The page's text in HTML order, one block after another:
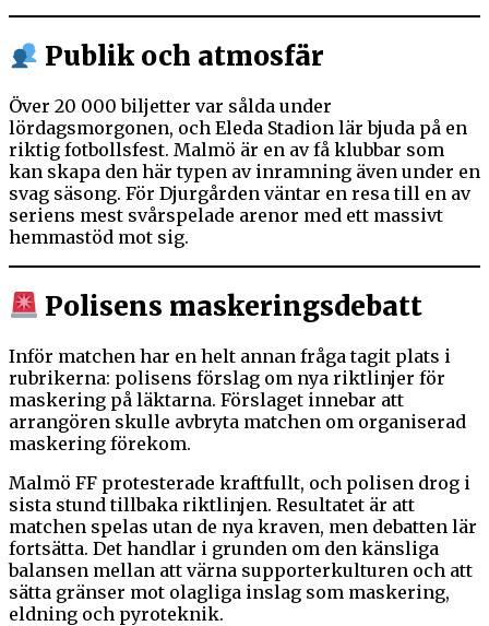
Publik och atmosfär
Över 20 000 biljetter var sålda under
lördagsmorgonen, och Eleda Stadion lär bjuda på en
riktig fotbollsfest. Malmö är en av få klubbar som
kan skapa den här typen av inramning även under en
svag säsong. För Djurgården väntar en resa till en av
seriens mest svårspelade arenor med ett massivt
hemmastöd mot sig.
Polisens maskeringsdebatt
Inför matchen har en helt annan fråga tagit plats i
rubrikerna: polisens förslag om nya riktlinjer för
maskering på läktarna. Förslaget innebar att
arrangören skulle avbryta matchen om organiserad
maskering förekom.
Malmö FF protesterade kraftfullt, och polisen drog i
sista stund tillbaka riktlinjen. Resultatet är att
matchen spelas utan de nya kraven, men debatten lär
fortsätta. Det handlar i grunden om den känsliga
balansen mellan att värna supporterkulturen och att
sätta gränser mot olagliga inslag som maskering,
eldning och pyroteknik.